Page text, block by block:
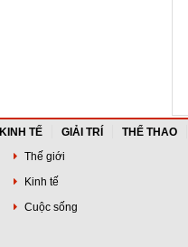
KINH TẾ GIẢI TRÍ THỂ THAO
Thế giới
Kinh tế
Cuộc sống